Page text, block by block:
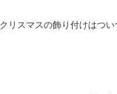
クリスマスの飾り付けはつ